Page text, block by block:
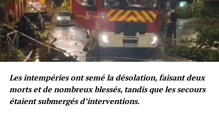
Les intempéries ont semé la désolation, faisant deux
morts et de nombreux blessés, tandis que les secours
étaient submergés d’interventions.